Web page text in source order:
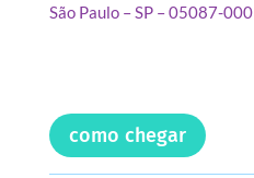
São Paulo – SP – 05087-000
como chegar